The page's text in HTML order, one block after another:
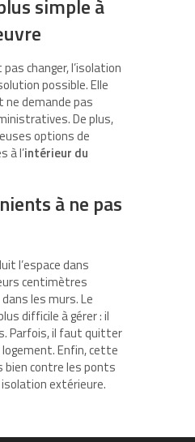
simple à
changer, l’isolation
possible. Elle
ne demande pas
De plus,
options de
à l’intérieur du
à ne pas
l’espace dans
centimètres
les murs. Le
difficile à gérer : il
Parfois, il faut quitter
Enfin, cette
contre les ponts
extérieure.